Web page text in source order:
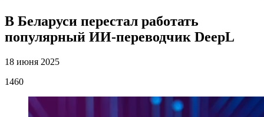
В Беларуси перестал работать
популярный ИИ-переводчик DeepL
18 июня 2025
1460